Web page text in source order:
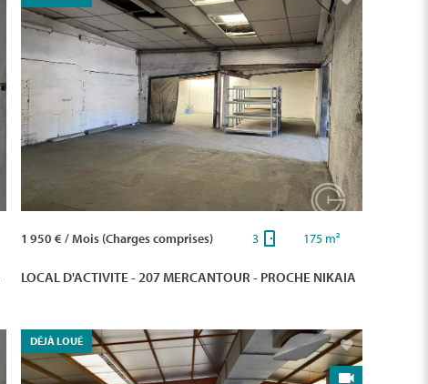
1 950 € / Mois (Charges comprises) 3 175 m²
LOCAL D'ACTIVITE - 207 MERCANTOUR - PROCHE NIKAIA
DÉJÀ LOUÉ